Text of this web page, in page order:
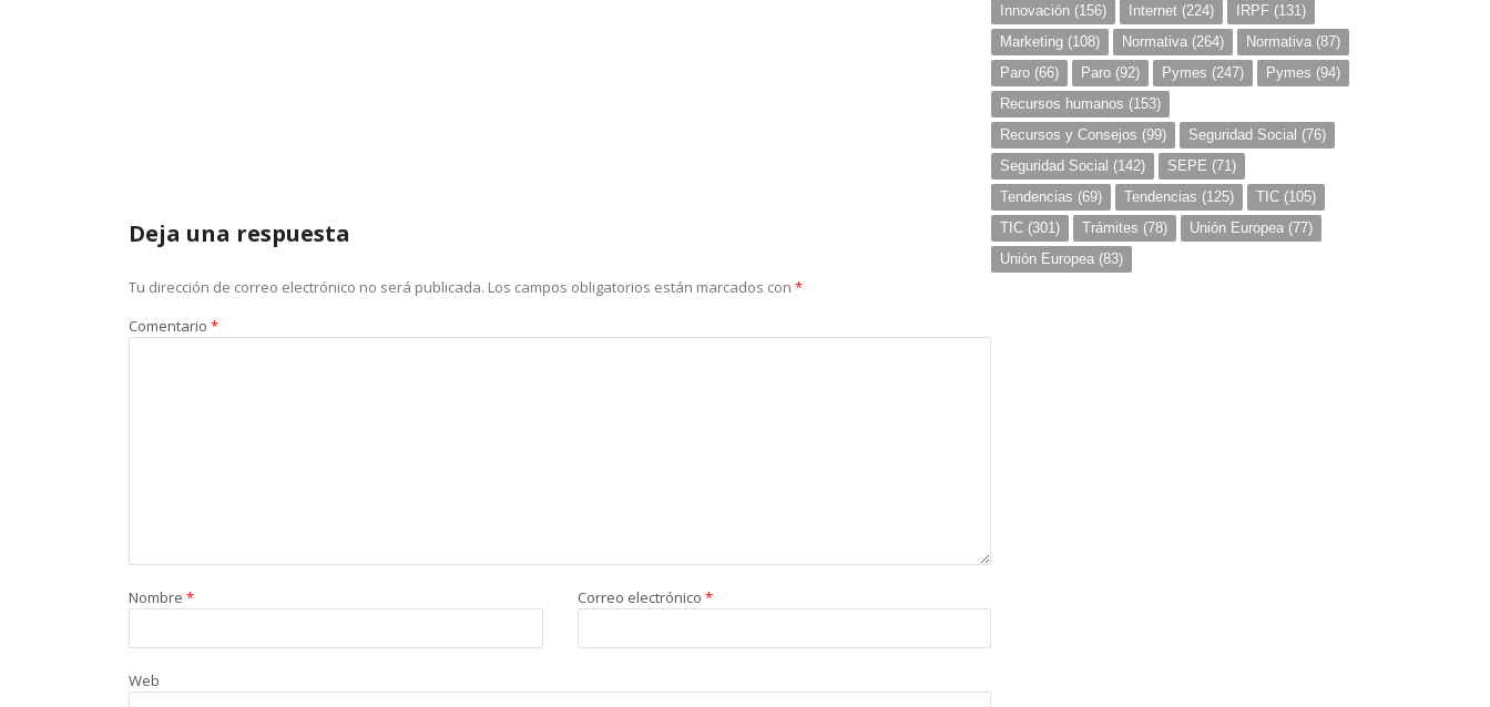
Deja una respuesta
Tu dirección de correo electrónico no será publicada. Los campos obligatorios están marcados con *
Comentario *
Nombre * Correo electrónico *
Web
Innovación (156) Internet (224) IRPF (131)
Marketing (108) Normativa (264) Normativa (87)
Paro (66) Paro (92) Pymes (247) Pymes (94)
Recursos humanos (153)
Recursos y Consejos (99) Seguridad Social (76)
Seguridad Social (142) SEPE (71)
Tendencias (69) Tendencias (125) TIC (105)
TIC (301) Trámites (78) Unión Europea (77)
Unión Europea (83)